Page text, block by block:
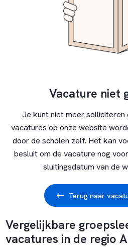
Vacature niet
Je kunt niet meer solliciteren
vacatures op onze website
door de scholen zelf. Het kan
besluit om de vacature nog
sluitingsdatum van de
Terug naar
Vergelijkbare
vacatures in de regio